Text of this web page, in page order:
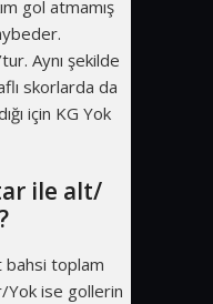
gol atmamış
Aynı şekilde
skorlarda da
için KG Yok
ile alt/
bahsi toplam
Yok ise gollerin